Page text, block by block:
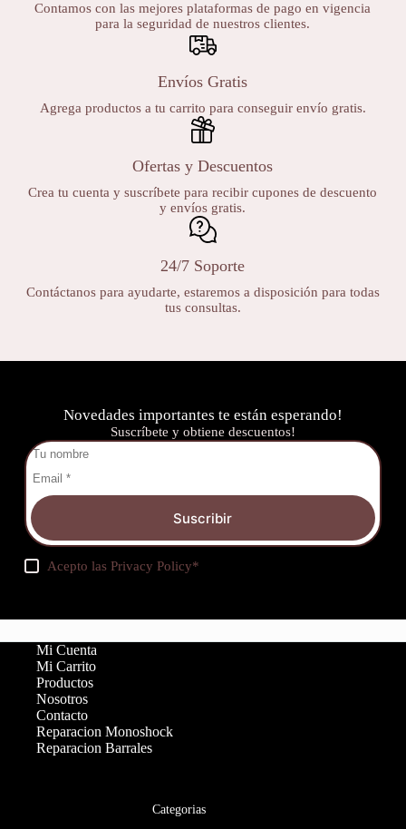
Contamos con las mejores plataformas de pago en vigencia
para la seguridad de nuestros clientes.
Envíos Gratis
Agrega productos a tu carrito para conseguir envío gratis.
Ofertas y Descuentos
Crea tu cuenta y suscríbete para recibir cupones de descuento
y envíos gratis.
24/7 Soporte
Contáctanos para ayudarte, estaremos a disposición para todas
tus consultas.
Novedades importantes te están esperando!
Suscríbete y obtiene descuentos!
Suscribir
Acepto lasPrivacy Policy*
Mi Cuenta
Mi Carrito
Productos
Nosotros
Contacto
Reparacion Monoshock
Reparacion Barrales
Categorias